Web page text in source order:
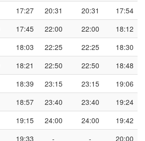
17:27 20:31 20:31
17:54
17:45 22:00 22:00
18:12
18:03 22:25 22:25
18:30
18:21 22:50 22:50
18:48
18:39 23:15 23:15
19:06
18:57 23:40 23:40
19:24
19:15 24:00 24:00
19:42
19:33 - -
20:00